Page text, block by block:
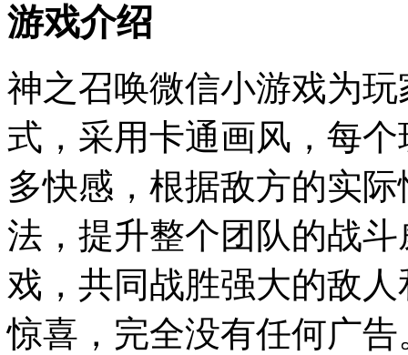
游戏介绍
神之召唤微信小游戏为
式，采用卡通画风，每
多快感，根据敌方的实
法，提升整个团队的战
戏，共同战胜强大的敌
惊喜，完全没有任何广告